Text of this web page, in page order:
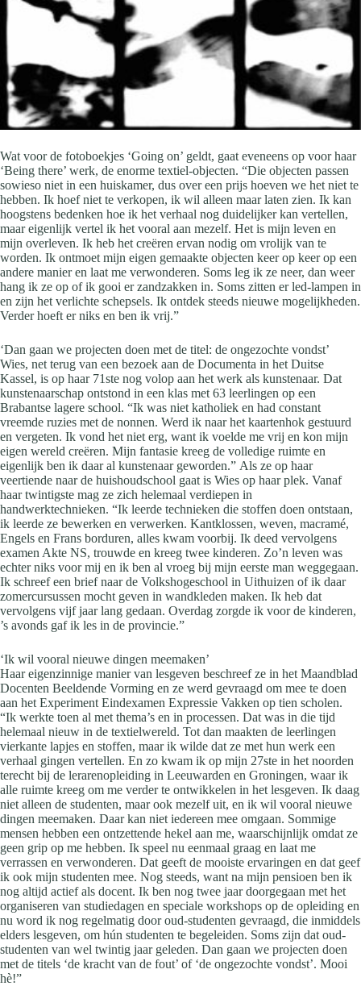
Wat voor de fotoboekjes ‘Going on’ geldt, gaat eveneens op voor haar
‘Being there’ werk, de enorme textiel-objecten. “Die objecten passen
sowieso niet in een huiskamer, dus over een prijs hoeven we het niet te
hebben. Ik hoef niet te verkopen, ik wil alleen maar laten zien. Ik kan
hoogstens bedenken hoe ik het verhaal nog duidelijker kan vertellen,
maar eigenlijk vertel ik het vooral aan mezelf. Het is mijn leven en
mijn overleven. Ik heb het creëren ervan nodig om vrolijk van te
worden. Ik ontmoet mijn eigen gemaakte objecten keer op keer op een
andere manier en laat me verwonderen. Soms leg ik ze neer, dan weer
hang ik ze op of ik gooi er zandzakken in. Soms zitten er led-lampen in
en zijn het verlichte schepsels. Ik ontdek steeds nieuwe mogelijkheden.
Verder hoeft er niks en ben ik vrij.”
‘Dan gaan we projecten doen met de titel: de ongezochte vondst’
Wies, net terug van een bezoek aan de Documenta in het Duitse
Kassel, is op haar 71ste nog volop aan het werk als kunstenaar. Dat
kunstenaarschap ontstond in een klas met 63 leerlingen op een
Brabantse lagere school. “Ik was niet katholiek en had constant
vreemde ruzies met de nonnen. Werd ik naar het kaartenhok gestuurd
en vergeten. Ik vond het niet erg, want ik voelde me vrij en kon mijn
eigen wereld creëren. Mijn fantasie kreeg de volledige ruimte en
eigenlijk ben ik daar al kunstenaar geworden.” Als ze op haar
veertiende naar de huishoudschool gaat is Wies op haar plek. Vanaf
haar twintigste mag ze zich helemaal verdiepen in
handwerktechnieken. “Ik leerde technieken die stoffen doen ontstaan,
ik leerde ze bewerken en verwerken. Kantklossen, weven, macramé,
Engels en Frans borduren, alles kwam voorbij. Ik deed vervolgens
examen Akte NS, trouwde en kreeg twee kinderen. Zo’n leven was
echter niks voor mij en ik ben al vroeg bij mijn eerste man weggegaan.
Ik schreef een brief naar de Volkshogeschool in Uithuizen of ik daar
zomercursussen mocht geven in wandkleden maken. Ik heb dat
vervolgens vijf jaar lang gedaan. Overdag zorgde ik voor de kinderen,
’s avonds gaf ik les in de provincie.”
‘Ik wil vooral nieuwe dingen meemaken’
Haar eigenzinnige manier van lesgeven beschreef ze in het Maandblad
Docenten Beeldende Vorming en ze werd gevraagd om mee te doen
aan het Experiment Eindexamen Expressie Vakken op tien scholen.
“Ik werkte toen al met thema’s en in processen. Dat was in die tijd
helemaal nieuw in de textielwereld. Tot dan maakten de leerlingen
vierkante lapjes en stoffen, maar ik wilde dat ze met hun werk een
verhaal gingen vertellen. En zo kwam ik op mijn 27ste in het noorden
terecht bij de lerarenopleiding in Leeuwarden en Groningen, waar ik
alle ruimte kreeg om me verder te ontwikkelen in het lesgeven. Ik daag
niet alleen de studenten, maar ook mezelf uit, en ik wil vooral nieuwe
dingen meemaken. Daar kan niet iedereen mee omgaan. Sommige
mensen hebben een ontzettende hekel aan me, waarschijnlijk omdat ze
geen grip op me hebben. Ik speel nu eenmaal graag en laat me
verrassen en verwonderen. Dat geeft de mooiste ervaringen en dat geef
ik ook mijn studenten mee. Nog steeds, want na mijn pensioen ben ik
nog altijd actief als docent. Ik ben nog twee jaar doorgegaan met het
organiseren van studiedagen en speciale workshops op de opleiding en
nu word ik nog regelmatig door oud-studenten gevraagd, die inmiddels
elders lesgeven, om hún studenten te begeleiden. Soms zijn dat oud-
studenten van wel twintig jaar geleden. Dan gaan we projecten doen
met de titels ‘de kracht van de fout’ of ‘de ongezochte vondst’. Mooi
hè!”